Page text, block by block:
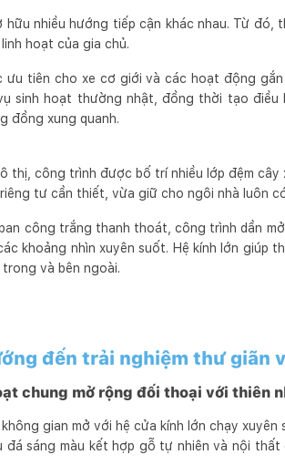
hữu nhiều hướng tiếp cận khác nhau. Từ đó,
hoạt của gia chủ.
tiên cho xe cơ giới và các hoạt động
sinh hoạt thường nhật, đồng thời tạo
đồng xung quanh.
công trình được bố trí nhiều lớp đệm cây
tư cần thiết, vừa giữ cho ngôi nhà luôn
công trắng thanh thoát, công trình dần
khoảng nhìn xuyên suốt. Hệ kính lớn giúp
và bên ngoài.
đến trải nghiệm thư giãn
chung mở rộng đối thoại với thiên
gian mở với hệ cửa kính lớn chạy
đá sáng màu kết hợp gỗ tự nhiên và nội